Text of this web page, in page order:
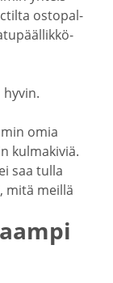
ostopal­
omia
kulma­kiviä.
saa tulla
mitä meillä